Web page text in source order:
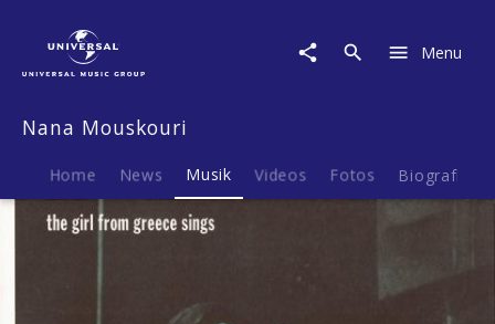
Mouskouri
Musik
Nana
New
Menu
Nana Mouskouri
Home News Musik Videos Fotos Biografie